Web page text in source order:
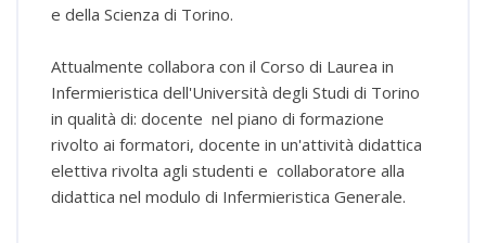
e della Scienza di Torino.
Attualmente collabora con il Corso di Laurea in
Infermieristica dell'Università degli Studi di Torino
in qualità di: docente nel piano di formazione
rivolto ai formatori, docente in un'attività didattica
elettiva rivolta agli studenti e collaboratore alla
didattica nel modulo di Infermieristica Generale.